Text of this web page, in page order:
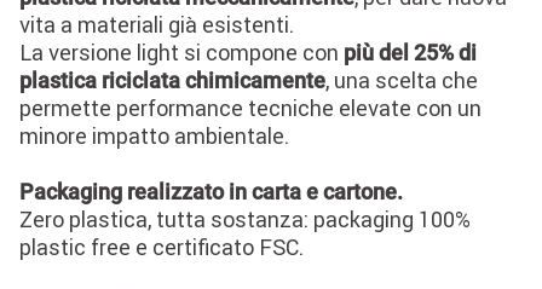
vita a materiali già esistenti.
La versione light si compone con più del 25% di
plastica riciclata chimicamente, una scelta che
permette performance tecniche elevate con un
minore impatto ambientale.
Packaging realizzato in carta e cartone.
Zero plastica, tutta sostanza: packaging 100%
plastic free e certificato FSC.